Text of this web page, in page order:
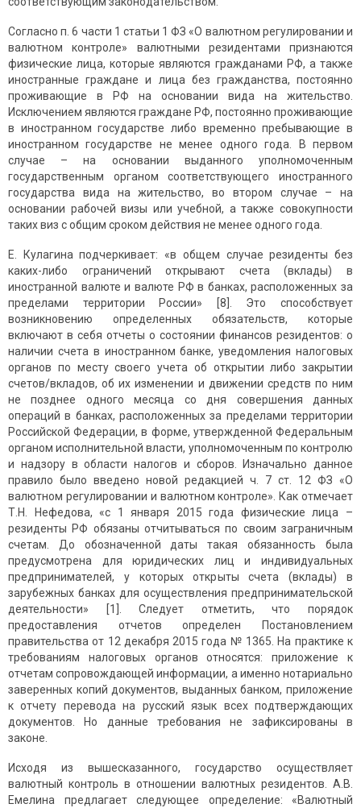
Согласно п. 6 части 1 статьи 1 ФЗ «О валютном регулировании и
валютном контроле» валютными резидентами признаются
физические лица, которые являются гражданами РФ, а также
иностранные граждане и лица без гражданства, постоянно
проживающие в РФ на основании вида на жительство.
Исключением являются граждане РФ, постоянно проживающие
в иностранном государстве либо временно пребывающие в
иностранном государстве не менее одного года. В первом
случае – на основании выданного уполномоченным
государственным органом соответствующего иностранного
государства вида на жительство, во втором случае – на
основании рабочей визы или учебной, а также совокупности
таких виз с общим сроком действия не менее одного года.
Е. Кулагина подчеркивает: «в общем случае резиденты без
каких-либо ограничений открывают счета (вклады) в
иностранной валюте и валюте РФ в банках, расположенных за
пределами территории России» [8]. Это способствует
возникновению определенных обязательств, которые
включают в себя отчеты о состоянии финансов резидентов: о
наличии счета в иностранном банке, уведомления налоговых
органов по месту своего учета об открытии либо закрытии
счетов/вкладов, об их изменении и движении средств по ним
не позднее одного месяца со дня совершения данных
операций в банках, расположенных за пределами территории
Российской Федерации, в форме, утвержденной Федеральным
органом исполнительной власти, уполномоченным по контролю
и надзору в области налогов и сборов. Изначально данное
правило было введено новой редакцией ч. 7 ст. 12 ФЗ «О
валютном регулировании и валютном контроле». Как отмечает
Т.Н. Нефедова, «с 1 января 2015 года физические лица –
резиденты РФ обязаны отчитываться по своим заграничным
счетам. До обозначенной даты такая обязанность была
предусмотрена для юридических лиц и индивидуальных
предпринимателей, у которых открыты счета (вклады) в
зарубежных банках для осуществления предпринимательской
деятельности» [1]. Следует отметить, что порядок
предоставления отчетов определен Постановлением
правительства от 12 декабря 2015 года № 1365. На практике к
требованиям налоговых органов относятся: приложение к
отчетам сопровождающей информации, а именно нотариально
заверенных копий документов, выданных банком, приложение
к отчету перевода на русский язык всех подтверждающих
документов. Но данные требования не зафиксированы в
законе.
Исходя из вышесказанного, государство осуществляет
валютный контроль в отношении валютных резидентов. А.В.
Емелина предлагает следующее определение: «Валютный